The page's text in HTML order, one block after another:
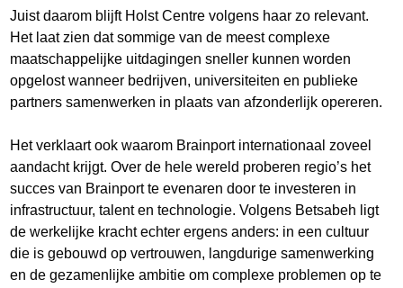
Juist daarom blijft Holst Centre volgens haar zo relevant.
Het laat zien dat sommige van de meest complexe
maatschappelijke uitdagingen sneller kunnen worden
opgelost wanneer bedrijven, universiteiten en publieke
partners samenwerken in plaats van afzonderlijk opereren.
Het verklaart ook waarom Brainport internationaal zoveel
aandacht krijgt. Over de hele wereld proberen regio’s het
succes van Brainport te evenaren door te investeren in
infrastructuur, talent en technologie. Volgens Betsabeh ligt
de werkelijke kracht echter ergens anders: in een cultuur
die is gebouwd op vertrouwen, langdurige samenwerking
en de gezamenlijke ambitie om complexe problemen op te